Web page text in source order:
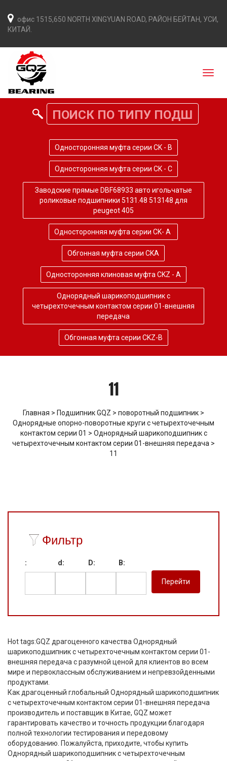
офис 1515,650 NORTH XINGYUAN ROAD, РАЙОН БЕЙТАН, УСИ,
КИТАЙ.
Односторонняя муфта серии CK - B
Односторонняя муфта серии CK - C
Заводские прямые DBF68933 авто игольчатые
роликовые подшипники 5131.48 513148 для
peugeot 405
Односторонняя муфта серии CK- A
Обгонная муфта серии CKA
Односторонняя клиновая муфта CKZ - A
Однорядный шарикоподшипник с
четырехточечным контактом серии 01-внешняя
передача
Обгонная муфта серии CKZ-B
11
Главная > Подшипник GQZ > поворотный подшипник >
Однорядные опорно-поворотные круги с четырехточечным
контактом серии 01 > Однорядный шарикоподшипник с
четырехточечным контактом серии 01-внешняя передача >
11
Фильтр
: d: D: B:
Hot tags:GQZ драгоценного качества Однорядный
шарикоподшипник с четырехточечным контактом серии 01-
внешняя передача с разумной ценой для клиентов во всем
мире и первоклассным обслуживанием и непревзойденными
продуктами.
Как драгоценный глобальный Однорядный шарикоподшипник
с четырехточечным контактом серии 01-внешняя передача
производитель и поставщик в Китае, GQZ может
гарантировать качество и точность продукции благодаря
полной технологии тестирования и передовому
оборудованию. Пожалуйста, приходите, чтобы купить
Однорядный шарикоподшипник с четырехточечным